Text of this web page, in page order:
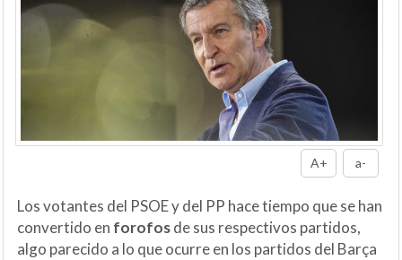
A+ a-
Los votantes del PSOE y del PP hace tiempo que se han
convertido en forofosde sus respectivos partidos,
algo parecido a lo que ocurre en los partidos del Barça